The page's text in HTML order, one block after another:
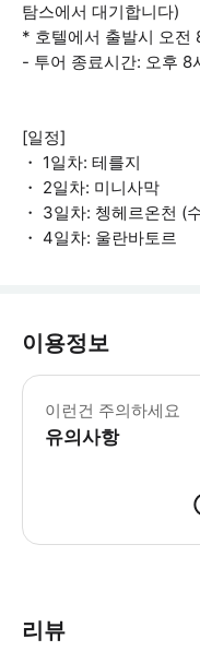
탐스에서 대기합니다)
* 호텔에서 출발시 오전
- 투어 종료시간: 오후 8
[일정]
・ 1일차: 테를지
・ 2일차: 미니사막
・ 3일차: 쳉헤르온천 (
・ 4일차: 울란바토르
이용정보
이런건 주의하세요
유의사항
리뷰